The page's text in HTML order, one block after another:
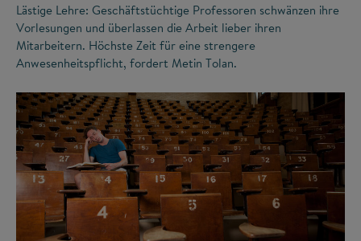
Lästige Lehre: Geschäftstüchtige Professoren schwänzen ihre
Vorlesungen und überlassen die Arbeit lieber ihren
Mitarbeitern. Höchste Zeit für eine strengere
Anwesenheitspflicht, fordert Metin Tolan.